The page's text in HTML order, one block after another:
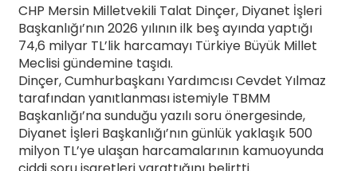
CHP Mersin Milletvekili Talat Dinçer, Diyanet İşleri
Başkanlığı’nın 2026 yılının ilk beş ayında yaptığı
74,6 milyar TL’lik harcamayı Türkiye Büyük Millet
Meclisi gündemine taşıdı.
Dinçer, Cumhurbaşkanı Yardımcısı Cevdet Yılmaz
tarafından yanıtlanması istemiyle TBMM
Başkanlığı’na sunduğu yazılı soru önergesinde,
Diyanet İşleri Başkanlığı’nın günlük yaklaşık 500
milyon TL’ye ulaşan harcamalarının kamuoyunda